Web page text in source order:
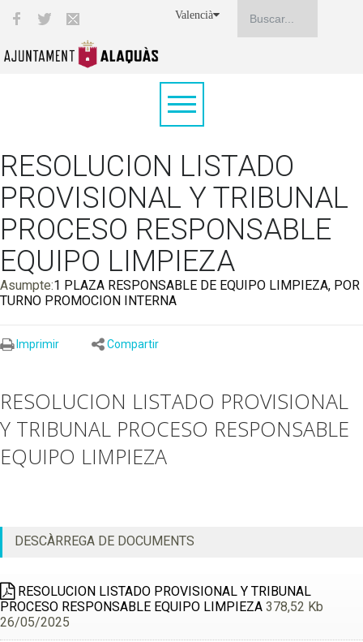
Valencià
RESOLUCION LISTADO
PROVISIONAL Y TRIBUNAL
PROCESO RESPONSABLE
EQUIPO LIMPIEZA
Asumpte:1 PLAZA RESPONSABLE DE EQUIPO LIMPIEZA, POR
TURNO PROMOCION INTERNA
Imprimir Compartir
RESOLUCION LISTADO PROVISIONAL
Y TRIBUNAL PROCESO RESPONSABLE
EQUIPO LIMPIEZA
DESCÀRREGA DE DOCUMENTS
RESOLUCION LISTADO PROVISIONAL Y TRIBUNAL
PROCESO RESPONSABLE EQUIPO LIMPIEZA 378,52 Kb
26/05/2025